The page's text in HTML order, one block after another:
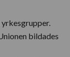
yrkesgrupper.
bildades